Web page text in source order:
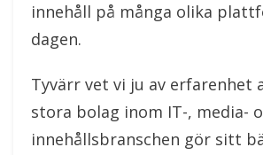
innehåll på många olika
dagen.
Tyvärr vet vi ju av erfarenhet
stora bolag inom IT-, media-
innehållsbranschen gör sitt